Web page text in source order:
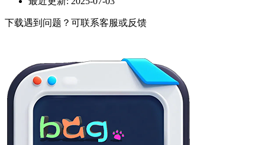
下载遇到问题？可联系客服或反馈